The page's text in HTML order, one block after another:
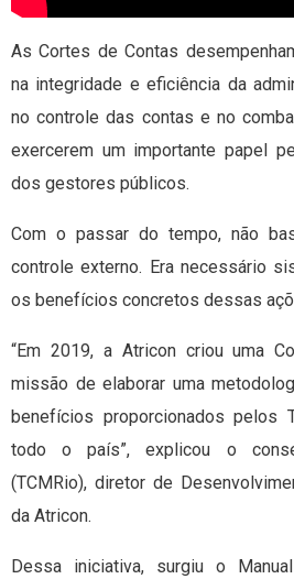
As Cortes de Contas
na integridade e eficiência da
no controle das contas e no
exercerem um importante papel
dos gestores públicos.
Com o passar do tempo, não
controle externo. Era necessário
os benefícios concretos dessas
“Em 2019, a Atricon criou uma
missão de elaborar uma
benefícios proporcionados pelos
todo o país”, explicou o
(TCMRio), diretor de
da Atricon.
Dessa iniciativa, surgiu o